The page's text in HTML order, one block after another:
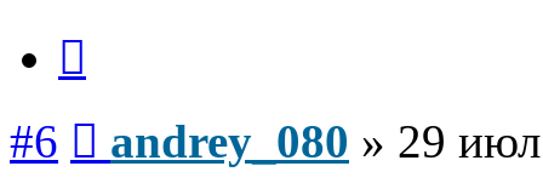
#6 andrey_080 » 29